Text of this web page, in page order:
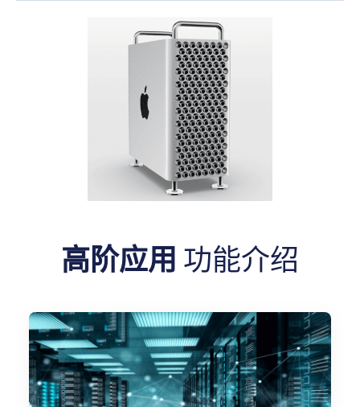
高阶应用 功能介绍